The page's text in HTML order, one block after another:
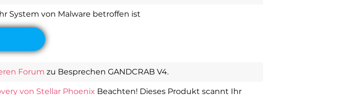
System von Malware betroffen ist
Forum zu Besprechen GANDCRAB V4.
von Stellar Phoenix Beachten! Dieses Produkt scannt Ihr